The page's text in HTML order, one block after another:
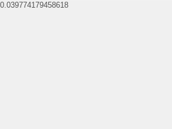
0.039774179458618